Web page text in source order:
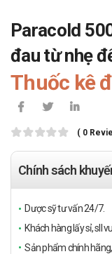
Paracold
đau từ nhẹ
Thuốc kê
( 0
Chính sách
Dược sỹ tư vấn 24/7.
Khách hàng lấy sỉ, sll
Sản phẩm chính